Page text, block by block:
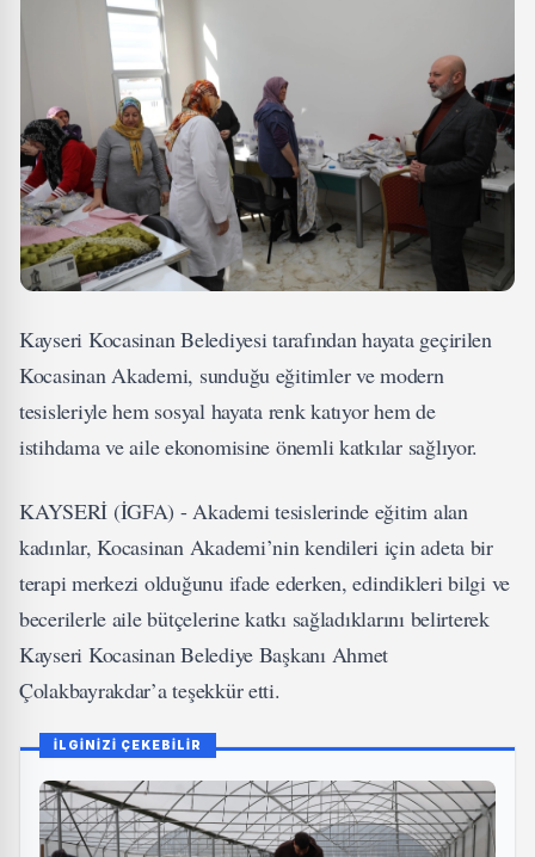
Kayseri Kocasinan Belediyesi tarafından hayata geçirilen
Kocasinan Akademi, sunduğu eğitimler ve modern
tesisleriyle hem sosyal hayata renk katıyor hem de
istihdama ve aile ekonomisine önemli katkılar sağlıyor.
KAYSERİ (İGFA) - Akademi tesislerinde eğitim alan
kadınlar, Kocasinan Akademi’nin kendileri için adeta bir
terapi merkezi olduğunu ifade ederken, edindikleri bilgi ve
becerilerle aile bütçelerine katkı sağladıklarını belirterek
Kayseri Kocasinan Belediye Başkanı Ahmet
Çolakbayrakdar’a teşekkür etti.
İLGİNİZİ ÇEKEBİLİR